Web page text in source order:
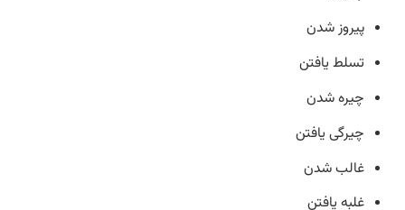
پیروز شدن
تسلط یافتن
چیره شدن
چیرگی یافتن
غالب شدن
غلبه یافتن